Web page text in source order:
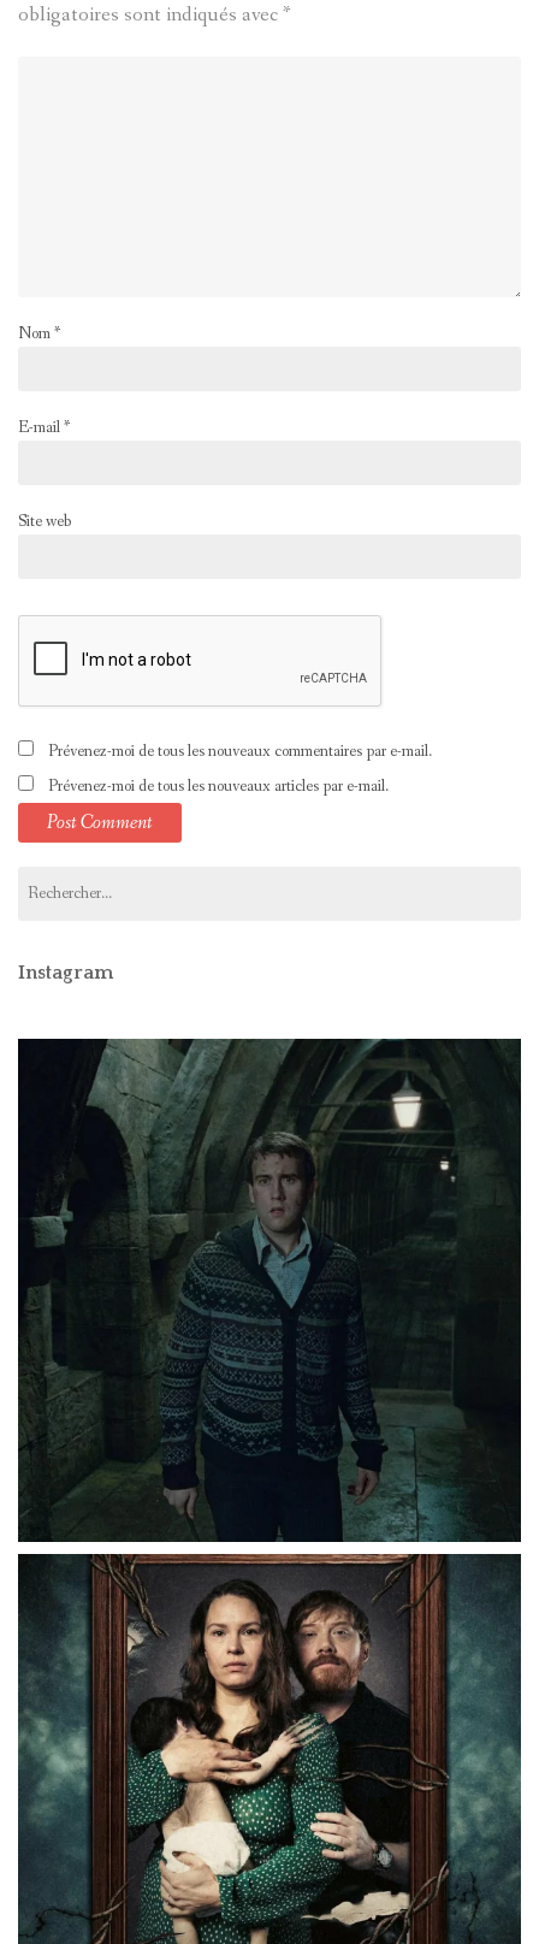
obligatoires sont indiqués avec*
Nom*
E-mail*
Site web
Prévenez-moi de tous les nouveaux commentaires par e-mail.
Prévenez-moi de tous les nouveaux articles par e-mail.
Instagram